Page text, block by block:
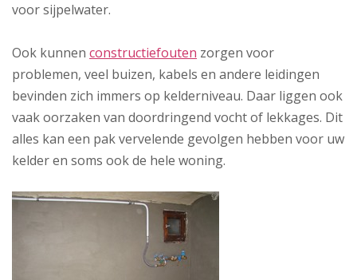
voor sijpelwater.
Ook kunnen constructiefouten zorgen voor
problemen, veel buizen, kabels en andere leidingen
bevinden zich immers op kelderniveau. Daar liggen ook
vaak oorzaken van doordringend vocht of lekkages. Dit
alles kan een pak vervelende gevolgen hebben voor uw
kelder en soms ook de hele woning.